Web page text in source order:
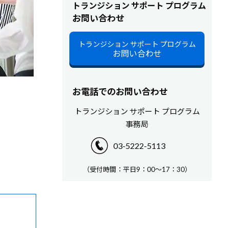
トランジション サポート プログラム
お問い合わせ
トランジション サポート プログラム
お問い合わせ
お電話でのお問い合わせ
トランジション サポート プログラム
事務局
03-5222-5113
（受付時間：平日9：00～17：30）